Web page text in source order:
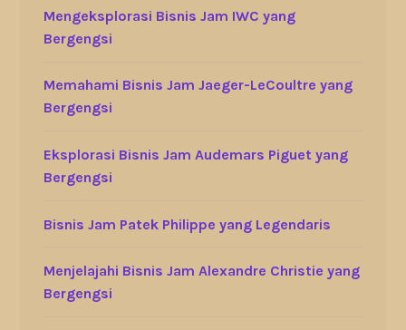
Mengeksplorasi Bisnis Jam IWC yang
Bergengsi
Memahami Bisnis Jam Jaeger-LeCoultre yang
Bergengsi
Eksplorasi Bisnis Jam Audemars Piguet yang
Bergengsi
Bisnis Jam Patek Philippe yang Legendaris
Menjelajahi Bisnis Jam Alexandre Christie yang
Bergengsi